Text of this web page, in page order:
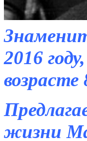
2016
возрасте
жизни